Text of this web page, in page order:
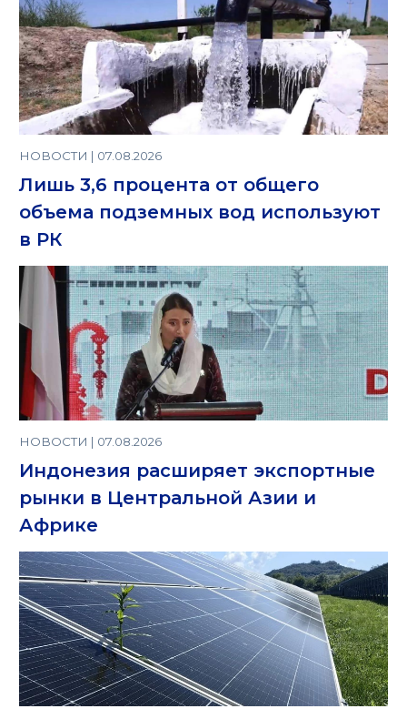
НОВОСТИ | 07.08.2026
Лишь 3,6 процента от общего
объема подземных вод используют
в РК
НОВОСТИ | 07.08.2026
Индонезия расширяет экспортные
рынки в Центральной Азии и
Африке